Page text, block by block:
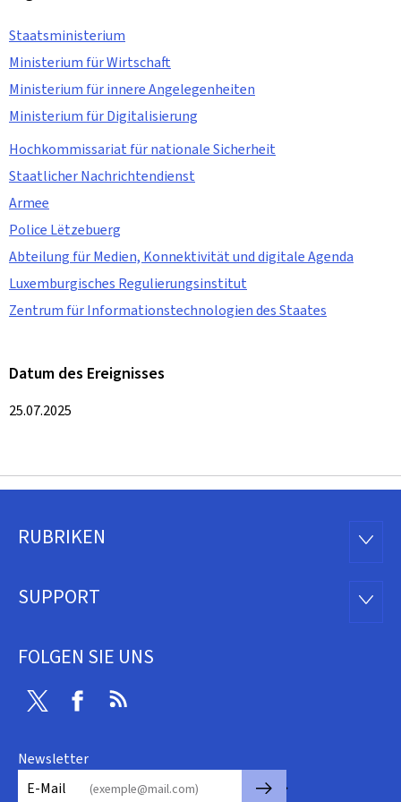
Staatsministerium
Ministerium für Wirtschaft
Ministerium für innere Angelegenheiten
Ministerium für Digitalisierung
Hochkommissariat für nationale Sicherheit
Staatlicher Nachrichtendienst
Armee
Police Lëtzebuerg
Abteilung für Medien, Konnektivität und digitale Agenda
Luxemburgisches Regulierungsinstitut
Zentrum für Informationstechnologien des Staates
Datum des Ereignisses
25.07.2025
Footer
RUBRIKEN
SUPPORT
FOLGEN SIE UNS
Twitter Facebook
Newsletter
E-Mail
🡒